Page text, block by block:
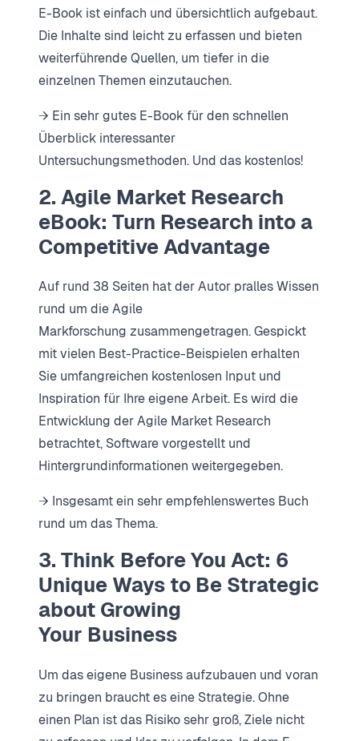
E-Book ist einfach und übersichtlich aufgebaut.
Die Inhalte sind leicht zu erfassen und bieten
weiterführende Quellen, um tiefer in die
einzelnen Themen einzutauchen.
→ Ein sehr gutes E-Book für den schnellen
Überblick interessanter
Untersuchungsmethoden. Und das kostenlos!
2. Agile Market Research
eBook: Turn Research into a
Competitive Advantage
Auf rund 38 Seiten hat der Autor pralles Wissen
rund um die Agile
Markforschung zusammengetragen. Gespickt
mit vielen Best-Practice-Beispielen erhalten
Sie umfangreichen kostenlosen Input und
Inspiration für Ihre eigene Arbeit. Es wird die
Entwicklung der Agile Market Research
betrachtet, Software vorgestellt und
Hintergrundinformationen weitergegeben.
→ Insgesamt ein sehr empfehlenswertes Buch
rund um das Thema.
3. Think Before You Act: 6
Unique Ways to Be Strategic
about Growing
Your Business
Um das eigene Business aufzubauen und voran
zu bringen braucht es eine Strategie. Ohne
einen Plan ist das Risiko sehr groß, Ziele nicht